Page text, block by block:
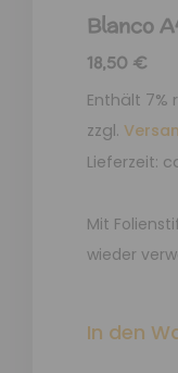
Blanco
18,50 €
Enthält 7%
zzgl.
Lieferzeit:
Mit
wieder
In den